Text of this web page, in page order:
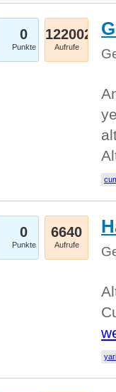
0
Punkte
122002
Aufrufe
0
Punkte
6640
Aufrufe